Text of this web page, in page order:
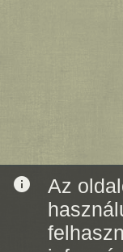
info
Az